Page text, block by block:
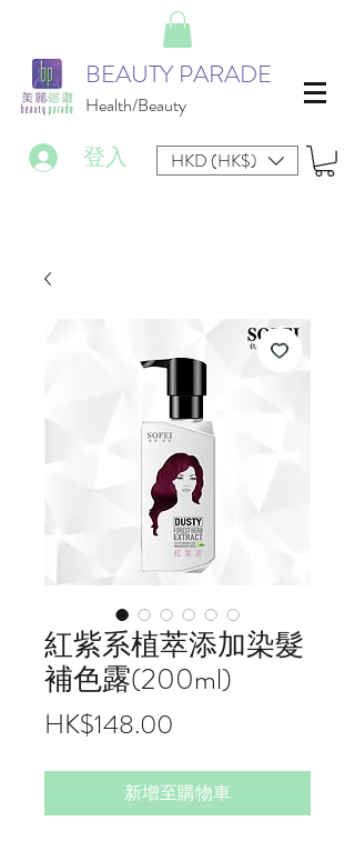
BEAUTY PARADE
Health/Beauty
登入 HKD (HK$)
紅紫系植萃添加染髮
補色露(200ml)
HK$148.00
格
新增至購物車